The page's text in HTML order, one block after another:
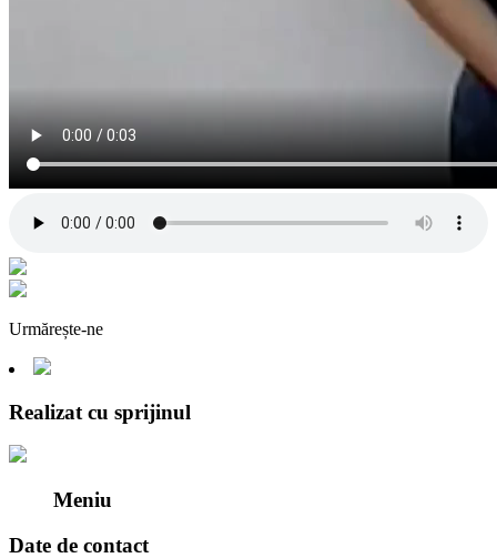
Urmărește-ne
Realizat cu sprijinul
Meniu
Date de contact